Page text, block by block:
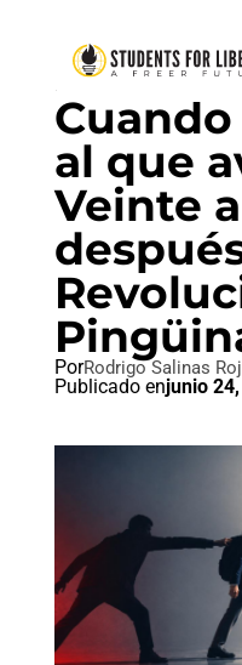
IDEAL LIBERTAD
al que
Veinte
PorRodrigo Salinas
Publicado enjunio